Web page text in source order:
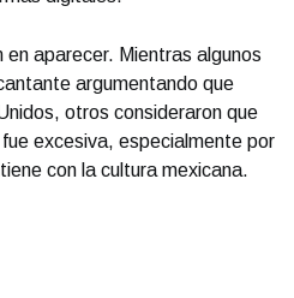
en aparecer. Mientras algunos
argumentando que
otros consideraron que
excesiva, especialmente por
con la cultura mexicana.